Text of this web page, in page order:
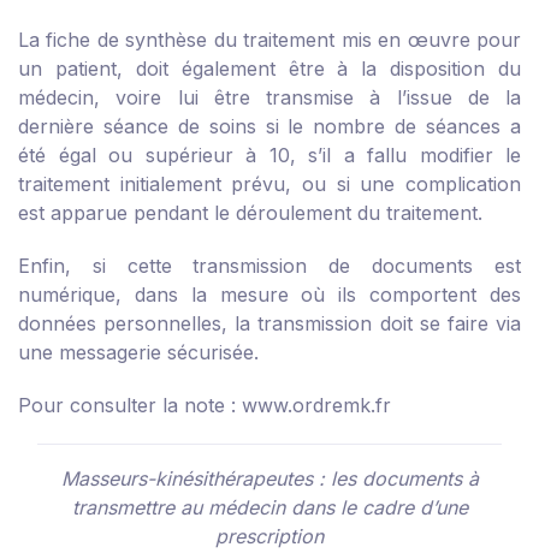
La fiche de synthèse du traitement mis en œuvre pour
un patient, doit également être à la disposition du
médecin, voire lui être transmise à l’issue de la
dernière séance de soins si le nombre de séances a
été égal ou supérieur à 10, s’il a fallu modifier le
traitement initialement prévu, ou si une complication
est apparue pendant le déroulement du traitement.
Enfin, si cette transmission de documents est
numérique, dans la mesure où ils comportent des
données personnelles, la transmission doit se faire via
une messagerie sécurisée.
Pour consulter la note : www.ordremk.fr
Masseurs-kinésithérapeutes : les documents à
transmettre au médecin dans le cadre d’une
prescription